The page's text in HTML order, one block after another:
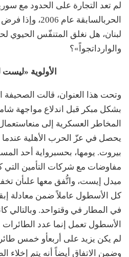
لم تعد التجارة على الحدود مع
الحربالسابقة عام ، وإذا فرض
لبنان، هل نغلق المتنفّس الحيوي
والوارداتجواً »؟
الأولوية «ليست
وتحت هذا العنوان، قالت الصحيفة
بشكل مبكر قبل اندلاع مواجهة
المخاطر
العسكرية إلى منع
يحصل في عزّ الحرب الأهلية عندما
بيروت. يومها، بحسبرواية أحد
مفاوضات مع شركات التأمين التي
ميدل إيست، واتُّفق معها علىأن
كل
الأسطول عاملاً ضمن معادلة
في المطار في وقتواحد. وبالتالي
الأسطول تعمل إنما عدد الطائرات
لم يكن يزيد على أربعأو خمس
وضمن
الاتفاق أيضاً أنه يتم إخلاء